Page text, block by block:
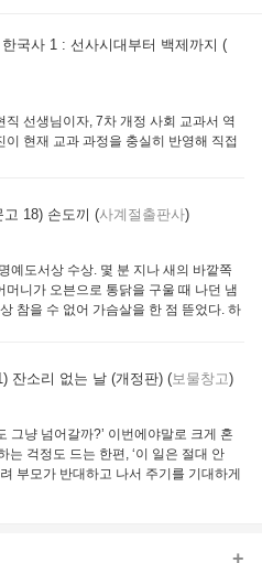
북)
동아일보사
국사 1 : 선사시대부터 백제까지 (
직 선생님이자, 7차 개정 사회 교과서 역
이 현재 교과 과정을 충실히 반영해 직접
고 18) 손도끼 (사계절출판사)
예도서상 수상. 몇 분 지나 새의 바깥쪽
머니가 오븐으로 통닭을 구울 때 나던 냄
참을 수 없어 가슴살을 한 점 뜯었다. 하
잔소리 없는 날 (개정판) (보물창고)
그냥 넘어갈까?’ 이번에야말로 크게 혼
는 걱정도 드는 한편, ‘이 일은 절대 안
부모가 반대하고 나서 주기를 기대하게
+